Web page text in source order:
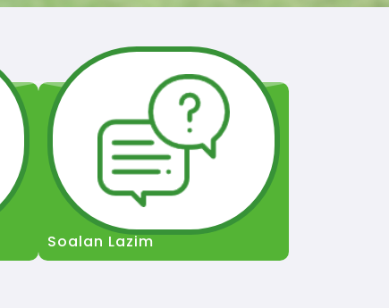
Soalan Lazim